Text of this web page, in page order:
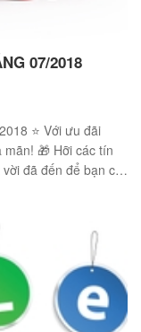
07/2018
⭐ Với ưu đãi
🎁 Hỡi các tín
đã đến để bạn có